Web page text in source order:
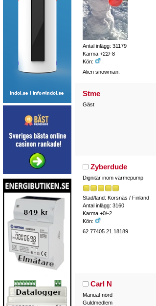
Antal inlägg: 31179
Karma +22/-8
Kön:
Alien snowman.
Stme
Gäst
Zyberdude
Dignitär inom värmepump
Stad/land: Korsnäs / Finland
Antal inlägg: 3160
Karma +0/-2
Kön:
62.77405 21.18189
Carl N
Manual-nörd
Guldmedlem